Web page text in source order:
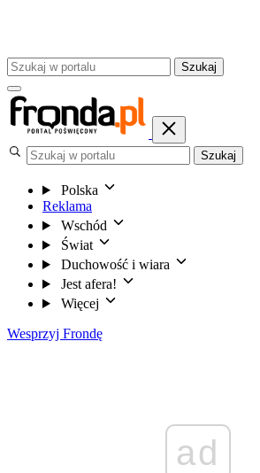
Szukaj
Szukaj
Polska
Reklama
Wschód
Świat
Duchowość i wiara
Jest afera!
Więcej
Wesprzyj Frondę
ad